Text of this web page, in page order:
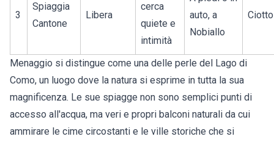
3
Spiaggia
Cantone
Libera
cerca
quiete e
intimità
auto, a
Nobiallo
Menaggio si distingue come una delle perle del Lago di
Como, un luogo dove la natura si esprime in tutta la sua
magnificenza. Le sue spiagge non sono semplici punti di
accesso all'acqua, ma veri e propri balconi naturali da cui
ammirare le cime circostanti e le ville storiche che si